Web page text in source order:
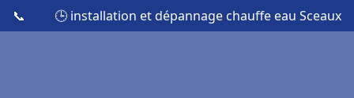
📞 🕒 installation et dépannage chauffe eau Sceaux